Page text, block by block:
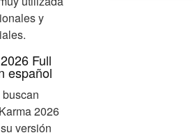
y
Full
español
2026
versión